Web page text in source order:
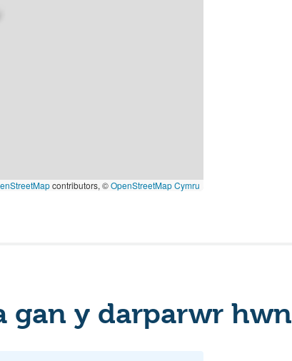
contributors, ©OpenStreetMap Cymru
gan y darparwr hwn